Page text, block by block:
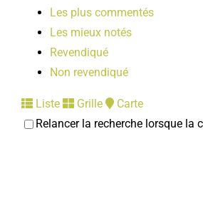
Les plus commentés
Les mieux notés
Revendiqué
Non revendiqué
Liste Grille
Carte
Relancer la recherche lorsque la